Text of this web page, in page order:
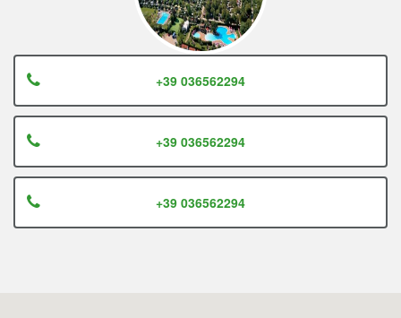
+39 036562294
+39 036562294
+39 036562294